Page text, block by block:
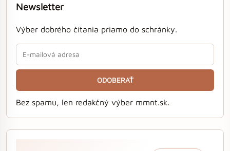
Newsletter
Výber dobrého čítania priamo do schránky.
ODOBERAŤ
Bez spamu, len redakčný výber mmnt.sk.